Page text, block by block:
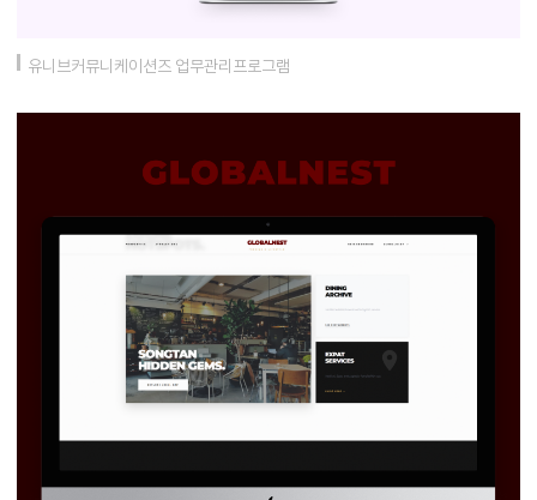
유니브커뮤니케이션즈 업무관리프로그램